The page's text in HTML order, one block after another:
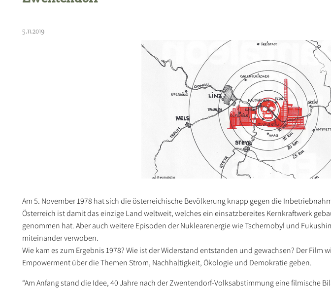
5.11.2019
Am 5. November 1978 hat sich die österreichische Bevölkerung knapp gegen die
Österreich ist damit das einzige Land weltweit, welches ein einsatzbereites Kernkraftwerk
genommen hat. Aber auch weitere Episoden der Nuklearenergie wie Tschernobyl und
miteinander verwoben.
Wie kam es zum Ergebnis 1978? Wie ist der Widerstand entstanden und gewachsen? Der
Empowerment über die Themen Strom, Nachhaltigkeit, Ökologie und Demokratie geben.
“Am Anfang stand die Idee, 40 Jahre nach der Zwentendorf-Volksabstimmung eine filmische